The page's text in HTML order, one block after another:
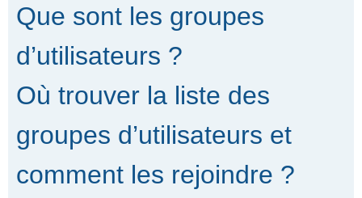
Que sont les groupes
d’utilisateurs ?
Où trouver la liste des
groupes d’utilisateurs et
comment les rejoindre ?